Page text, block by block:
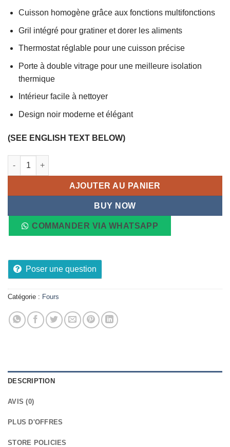
Cuisson homogène grâce aux fonctions multifonctions
Gril intégré pour gratiner et dorer les aliments
Thermostat réglable pour une cuisson précise
Porte à double vitrage pour une meilleure isolation
thermique
Intérieur facile à nettoyer
Design noir moderne et élégant
(SEE ENGLISH TEXT BELOW)
quantité de Four Électrique Encastrable EO-6109-2 FALKEN,
AJOUTER AU PANIER
BUY NOW
COMMANDER VIA WHATSAPP
Poser une question
Catégorie : Fours
DESCRIPTION
AVIS (0)
PLUS D'OFFRES
STORE POLICIES